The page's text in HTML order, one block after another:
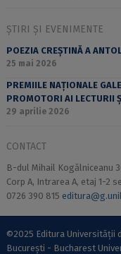
ȘTIRI ȘI EVENIMENTE
POEZIA CREȘTINĂ A
25 mai 2026
PREMIILE NAȚIONALE
PROMOTORI AI LECTURII
29 aprilie 2026
CONTACT
B-dul Mihail Kogălniceanu
Corp A, Intrarea A, etaj 1-2
0726 390 815
©2025 Editura Universității
București - Bucharest